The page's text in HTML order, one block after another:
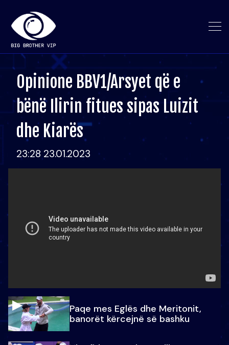
Opinione BBV1/Arsyet që e
bënë Ilirin fitues sipas Luizit
dhe Kiarës
23:28 23.01.2023
Paqe mes Eglës dhe Meritonit,
banorët kërcejnë së bashku